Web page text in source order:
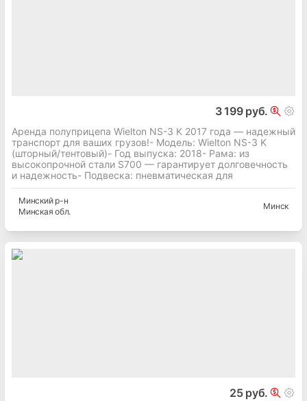
3 199 руб.
Аренда полуприцепа Wielton NS-3 K 2017 года — надежный
транспорт для ваших грузов!- Модель: Wielton NS-3 K
(шторный/тентовый)- Год выпуска: 2018- Рама: из
высокопрочной стали S700 — гарантирует долговечность
и надежность- Подвеска: пневматическая для
Минскийр-н
Минская обл.
Минск
25 руб.